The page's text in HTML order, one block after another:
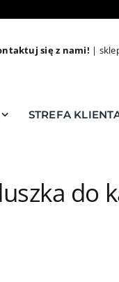
się z nami! |
STREFA
do